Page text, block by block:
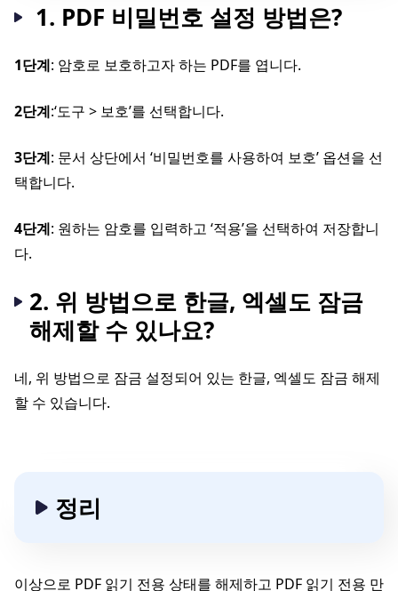
1. PDF 비밀번호 설정 방법은?
1단계: 암호로 보호하고자 하는 PDF를 엽니다.
2단계:‘도구 > 보호’를 선택합니다.
3단계: 문서 상단에서 ‘비밀번호를 사용하여 보호’ 옵션을 선
택합니다.
4단계: 원하는 암호를 입력하고 ‘적용’을 선택하여 저장합니
다.
2. 위 방법으로 한글, 엑셀도 잠금
해제할 수 있나요?
네, 위 방법으로 잠금 설정되어 있는 한글, 엑셀도 잠금 해제
할 수 있습니다.
정리
이상으로 PDF 읽기 전용 상태를 해제하고 PDF 읽기 전용 만